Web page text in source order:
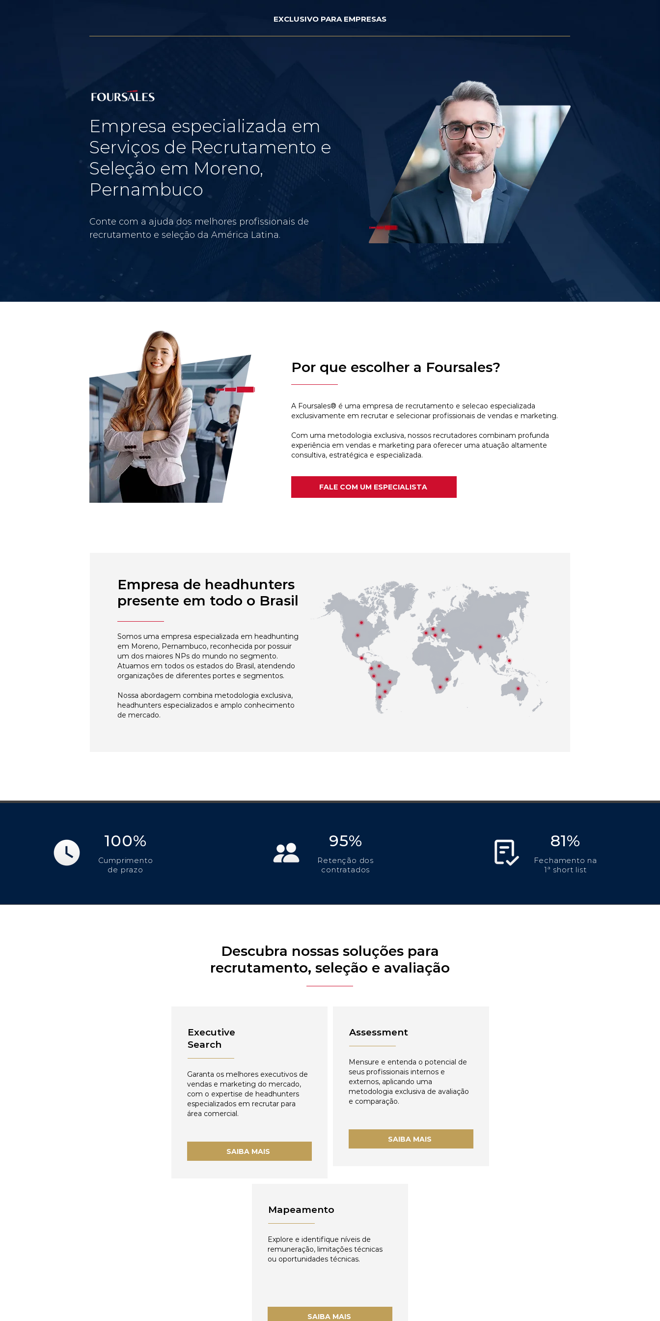
EXCLUSIVO PARA EMPRESAS
Empresa especializada em
Serviços de Recrutamento e
Seleção em Moreno,
Pernambuco
Conte com a ajuda dos melhores profissionais de
recrutamento e seleção da América Latina.
Por que escolher a Foursales?
A Foursales® é uma empresa de recrutamento e selecao especializada
exclusivamente em recrutar e selecionar profissionais de vendas e marketing.
Com uma metodologia exclusiva, nossos recrutadores combinam profunda
experiência em vendas e marketing para oferecer uma atuação altamente
consultiva, estratégica e especializada.
FALE COM UM ESPECIALISTA
Empresa de headhunters
presente em todo o Brasil
Somos uma empresa especializada em headhunting
em Moreno, Pernambuco, reconhecida por possuir
um dos maiores NPs do mundo no segmento.
Atuamos em todos os estados do Brasil, atendendo
organizações de diferentes portes e segmentos.
Nossa abordagem combina metodologia exclusiva,
headhunters especializados e amplo conhecimento
de mercado.
100%
Cumprimento
de prazo
95%
Retenção dos
contratados
81%
Fechamento na
1ª short list
Descubra nossas soluções para
recrutamento, seleção e avaliação
Executive
Search
Garanta os melhores executivos de
vendas e marketing do mercado,
com o expertise de headhunters
especializados em recrutar para
área comercial.
SAIBA MAIS
Assessment
Mensure e entenda o potencial de
seus profissionais internos e
externos, aplicando uma
metodologia exclusiva de avaliação
e comparação.
SAIBA MAIS
Mapeamento
Explore e identifique níveis de
remuneração, limitações técnicas
ou oportunidades técnicas.
SAIBA MAIS